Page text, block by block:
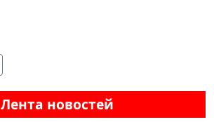
Лента новостей